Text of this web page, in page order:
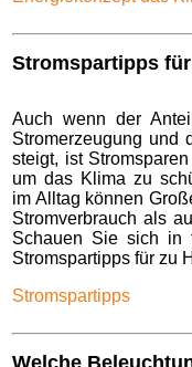
Stromspartipps
Auch wenn der
Stromerzeugung und
steigt, ist
um das Klima zu
im Alltag können
Stromverbrauch als
Schauen Sie sich in
Stromspartipps für zu
Stromspartipps
Welche